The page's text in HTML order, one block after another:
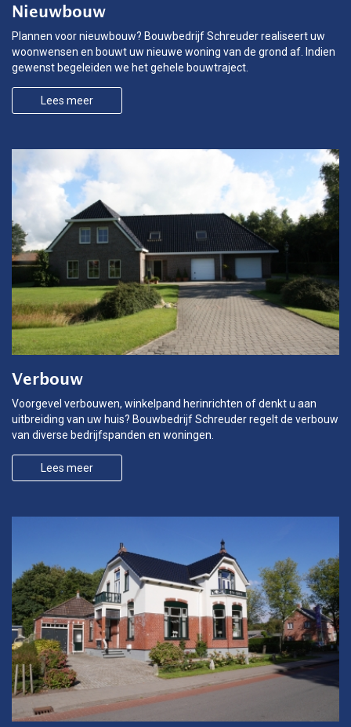
Nieuwbouw
Plannen voor nieuwbouw? Bouwbedrijf Schreuder realiseert uw
woonwensen en bouwt uw nieuwe woning van de grond af. Indien
gewenst begeleiden we het gehele bouwtraject.
Lees meer
Verbouw
Voorgevel verbouwen, winkelpand herinrichten of denkt u aan
uitbreiding van uw huis? Bouwbedrijf Schreuder regelt de verbouw
van diverse bedrijfspanden en woningen.
Lees meer